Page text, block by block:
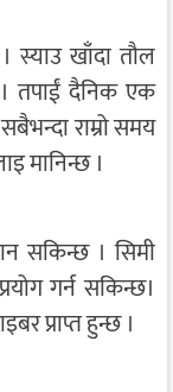
स्याउ खाँदा तौल
तपाईं दैनिक एक
राम्रो समय
मानिन्छ ।
सकिन्छ । सिमी
गर्न सकिन्छ।
प्राप्त हुन्छ ।